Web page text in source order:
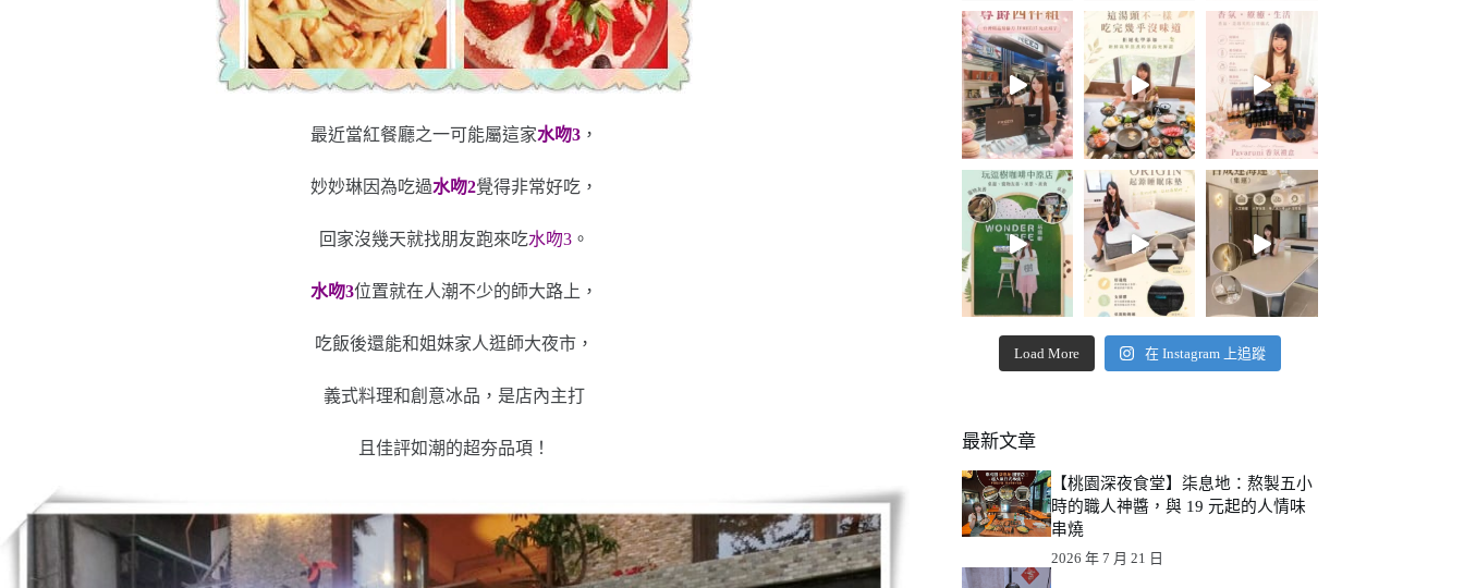
最近當紅餐廳之一可能屬這家水吻3 ，
妙妙琳因為吃過水吻2覺得非常好吃，
回家沒幾天就找朋友跑來吃水吻3 。
水吻3位置就在人潮不少的師大路上，
吃飯後還能和姐妹家人逛師大夜市，
義式料理和創意冰品，是店內主打
且佳評如潮的超夯品項！
Load More 在 Instagram 上追蹤
最新文章
【桃園深夜食堂】柒息地：熬製五小
時的職人神醬，與 19 元起的人情味
串燒
2026 年 7 月 21 日